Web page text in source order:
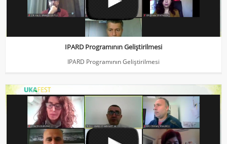
IPARD Programının Geliştirilmesi
IPARD Programının Geliştirilmesi
Kısa Tedarik Zinciri